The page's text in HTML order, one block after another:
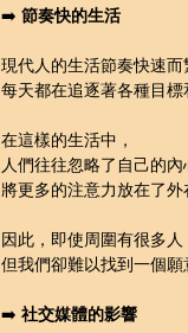
➡️ 節奏快的生活
現代人的生活節奏快速而
每天都在追逐著各種目標
在這樣的生活中，
人們往往忽略了自己的內
將更多的注意力放在了外
因此，即使周圍有很多人
但我們卻難以找到一個願
➡️ 社交媒體的影響